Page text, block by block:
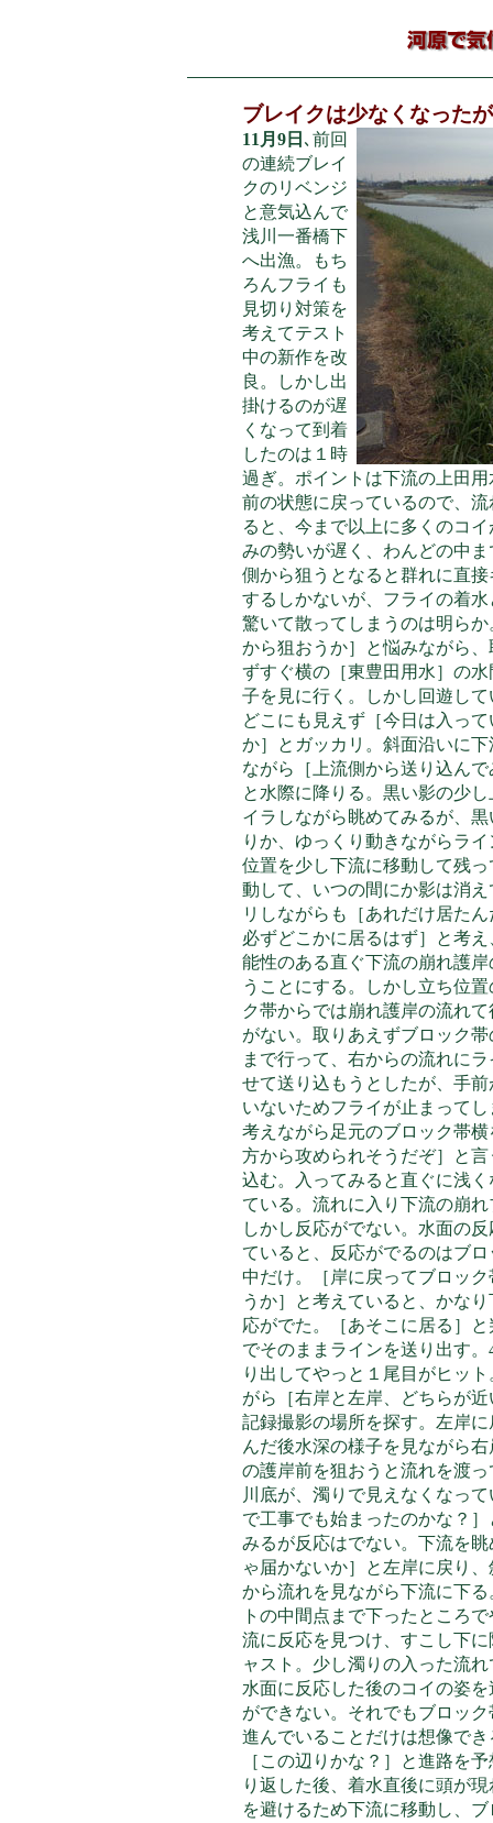
ブレイクは少なくなった
11月9日 ､前回
の連続ブレイ
クのリベンジ
と意気込んで
浅川一番橋下
へ出漁。もち
ろんフライも
見切り対策を
考えてテスト
中の新作を改
良。しかし出
掛けるのが遅
くなって到着
したのは１時
過ぎ。ポイントは下流の上田
前の状態に戻っているので、
ると、今まで以上に多くのコ
みの勢いが遅く、わんどの中
側から狙うとなると群れに直接
するしかないが、フライの着水
驚いて散ってしまうのは明らか
から狙おうか］と悩みながら、
ずすぐ横の［東豊田用水］の水
子を見に行く。しかし回遊して
どこにも見えず［今日は入って
か］とガッカリ。斜面沿いに下
ながら［上流側から送り込ん
と水際に降りる。黒い影の少
イラしながら眺めてみるが、
りか、ゆっくり動きながらラ
位置を少し下流に移動して残
動して、いつの間にか影は消
リしながらも［あれだけ居た
必ずどこかに居るはず］と考
能性のある直ぐ下流の崩れ護岸
うことにする。しかし立ち位
ク帯からでは崩れ護岸の流れ
がない。取りあえずブロック
まで行って、右からの流れに
せて送り込もうとしたが、手前
いないためフライが止まって
考えながら足元のブロック帯
方から攻められそうだぞ］と
込む。入ってみると直ぐに浅
ている。流れに入り下流の崩
しかし反応がでない。水面の反
ていると、反応がでるのはブロ
中だけ。［岸に戻ってブロック
うか］と考えていると、かな
応がでた。［あそこに居る］
でそのままラインを送り出す。
り出してやっと１尾目がヒッ
がら［右岸と左岸、どちらが
記録撮影の場所を探す。左岸
んだ後水深の様子を見ながら
の護岸前を狙おうと流れを渡
川底が、濁りで見えなくなっ
で工事でも始まったのかな？
みるが反応はでない。下流を
ゃ届かないか］と左岸に戻り
から流れを見ながら下流に下る
トの中間点まで下ったところ
流に反応を見つけ、すこし下に
ャスト。少し濁りの入った流
水面に反応した後のコイの姿
ができない。それでもブロッ
進んでいることだけは想像でき
［この辺りかな？］と進路を
り返した後、着水直後に頭が
を避けるため下流に移動し、